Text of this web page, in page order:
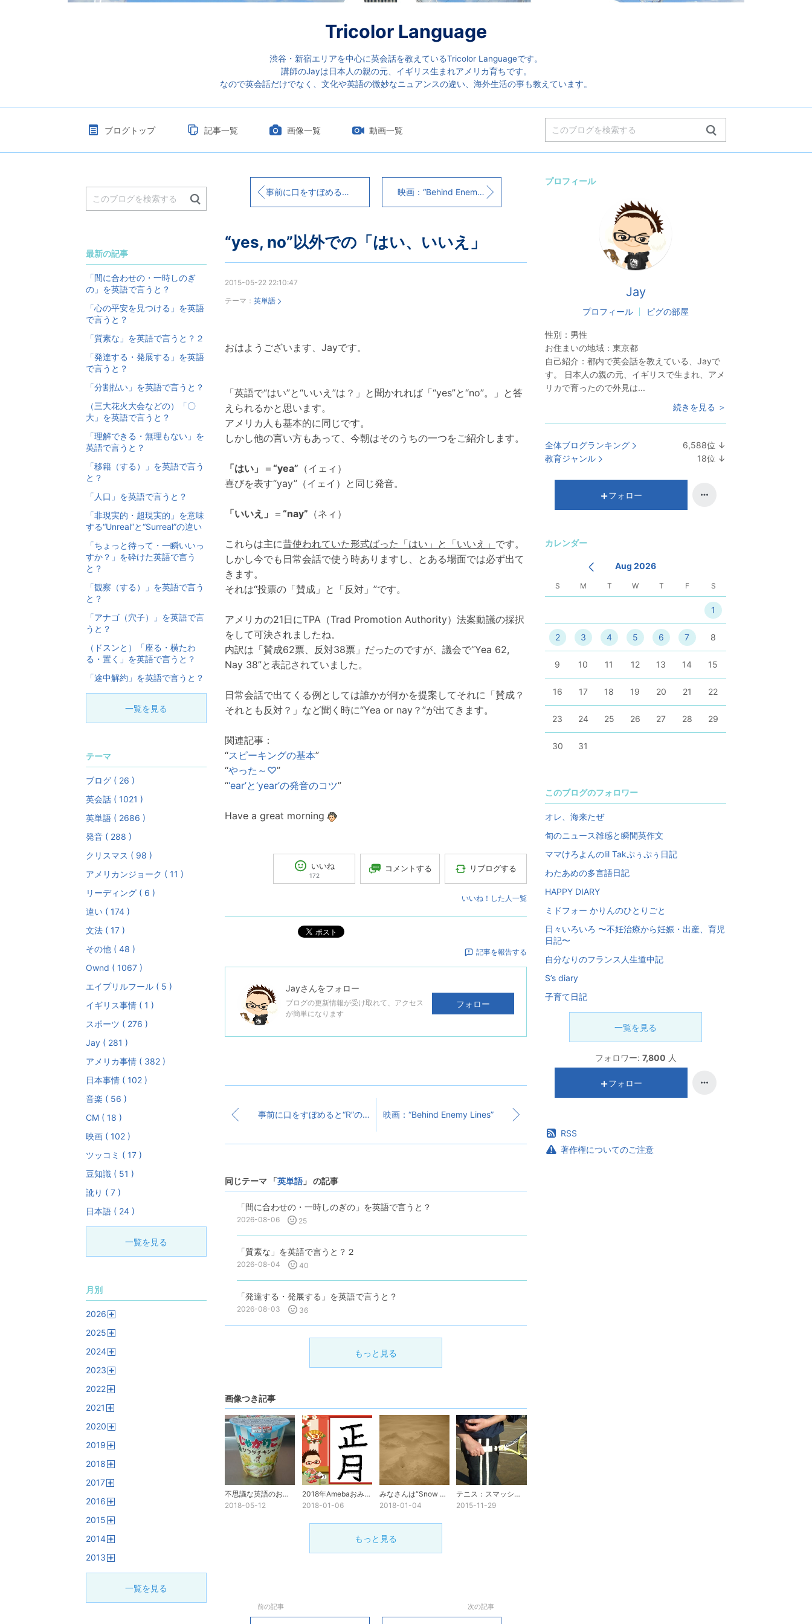
Tricolor Language
渋谷・新宿エリアを中心に英会話を教えているTricolor Languageです。
講師のJayは日本人の親の元、イギリス生まれアメリカ育ちです。
なので英会話だけでなく、文化や英語の微妙なニュアンスの違い、海外生活の事も教えています。
ブログトップ 記事一覧 画像一覧 動画一覧
事前に口をすぼめると“R”の発音がしやすい 映画：“Behind Enemy Lines”
“yes, no”以外での「はい、いいえ」
2015-05-22 22:10:47
テーマ： 英単語
おはようございます、Jayです。
「英語で“はい”と“いいえ”は？」と聞かれれば「“yes”と“no”。」と答
えられるかと思います。
アメリカ人も基本的に同じです。
しかし他の言い方もあって、今朝はそのうちの一つをご紹介します。
「はい」 ＝ “yea” （イェィ）
喜びを表す“yay”（イェイ）と同じ発音。
「いいえ」 ＝ “nay” （ネィ）
これらは主に昔使われていた形式ばった「はい」と「いいえ」 です。
しかし今でも日常会話で使う時ありますし、とある場面では必ず出て
きます。
それは“投票の「賛成」と「反対」”です。
アメリカの21日にTPA（Trad Promotion Authority）法案動議の採択
をして可決されましたね。
内訳は「賛成62票、反対38票」だったのですが、議会で“Yea 62,
Nay 38”と表記されていました。
日常会話で出てくる例としては誰かが何かを提案してそれに「賛成？
それとも反対？」など聞く時に“Yea or nay？”が出てきます。
関連記事：
“スピーキングの基本”
“やった～♡”
“‘ear’と‘year’の発音のコツ”
Have a great morning
いいね
172
コメントする リブログする
いいね！した人一覧
ポスト
記事を報告する
Jayさんをフォロー
ブログの更新情報が受け取れて、アクセス
が簡単になります
フォロー
事前に口をすぼめると“R”の発音がしやすい 映画：“Behind Enemy Lines”
同じテーマ 「英単語 」 の記事
「間に合わせの・一時しのぎの」を英語で言うと？
2026-08-06 25
「質素な」を英語で言うと？２
2026-08-04 40
「発達する・発展する」を英語で言うと？
2026-08-03 36
もっと見る
画像つき記事
不思議な英語のお菓子
2018-05-12
2018年Amebaおみくじ
2018-01-06
みなさんは“Snow Angel”を見た事ありますか？
2018-01-04
テニス：スマッシュでケガをしないために
2015-11-29
もっと見る
前の記事 次の記事
プロフィール
Jay
プロフィール ピグの部屋
性別： 男性
お住まいの地域： 東京都
自己紹介： 都内で英会話を教えている、Jayで
す。 日本人の親の元、イギリスで生まれ、アメ
リカで育ったので外見は...
続きを見る ＞
全体ブログランキング 6,588位 ↓
教育ジャンル 18位 ↓
フォロー
カレンダー
Aug 2026
S M T W T F S
1
2 3 4 5 6 7 8
9 10 11 12 13 14 15
16 17 18 19 20 21 22
23 24 25 26 27 28 29
30 31
このブログのフォロワー
オレ、海来たぜ
旬のニュース雑感と瞬間英作文
ママけろよんのlil Takぷぅぷぅ日記
わたあめの多言語日記
HAPPY DIARY
ミドフォー かりんのひとりごと
日々いろいろ 〜不妊治療から妊娠・出産、育児
日記〜
自分なりのフランス人生道中記
S’s diary
子育て日記
一覧を見る
フォロワー: 7,800 人
フォロー
RSS
著作権についてのご注意
最新の記事
「間に合わせの・一時しのぎ
の」を英語で言うと？
「心の平安を見つける」を英語
で言うと？
「質素な」を英語で言うと？２
「発達する・発展する」を英語
で言うと？
「分割払い」を英語で言うと？
（三大花火大会などの）「〇
大」を英語で言うと？
「理解できる・無理もない」を
英語で言うと？
「移籍（する）」を英語で言う
と？
「人口」を英語で言うと？
「非現実的・超現実的」を意味
する“Unreal”と“Surreal”の違い
「ちょっと待って・一瞬いいっ
すか？」を砕けた英語で言う
と？
「観察（する）」を英語で言う
と？
「アナゴ（穴子）」を英語で言
うと？
（ドスンと）「座る・横たわ
る・置く」を英語で言うと？
「途中解約」を英語で言うと？
一覧を見る
テーマ
ブログ ( 26 )
英会話 ( 1021 )
英単語 ( 2686 )
発音 ( 288 )
クリスマス ( 98 )
アメリカンジョーク ( 11 )
リーディング ( 6 )
違い ( 174 )
文法 ( 17 )
その他 ( 48 )
Ownd ( 1067 )
エイプリルフール ( 5 )
イギリス事情 ( 1 )
スポーツ ( 276 )
Jay ( 281 )
アメリカ事情 ( 382 )
日本事情 ( 102 )
音楽 ( 56 )
CM ( 18 )
映画 ( 102 )
ツッコミ ( 17 )
豆知識 ( 51 )
訛り ( 7 )
日本語 ( 24 )
一覧を見る
月別
2026
2025
2024
2023
2022
2021
2020
2019
2018
2017
2016
2015
2014
2013
一覧を見る